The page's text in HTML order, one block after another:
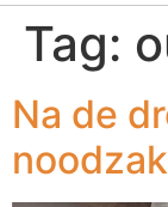
Tag:
Na de